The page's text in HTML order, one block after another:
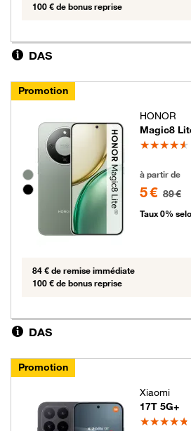
100 € de bonus reprise
DAS
Promotion
Groupe de couleurs disponibles non
HONOR
Magic8
à partir de
5 € 89 €
Taux 0%
84 € de remise immédiate
100 € de bonus reprise
DAS
Promotion
Xiaomi
17T 5G+